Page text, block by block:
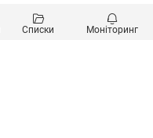
Списки Моніторинг